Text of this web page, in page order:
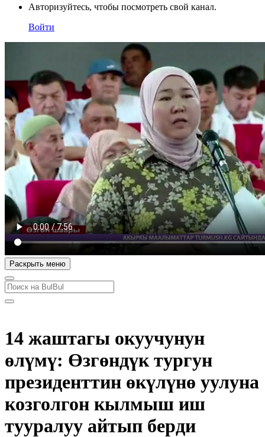
Авторизуйтесь, чтобы посмотреть свой канал.
Войти
Раскрыть меню
14 жаштагы окуучунун
өлүмү: Өзгөндүк тургун
президенттин өкүлүнө уулуна
козголгон кылмыш иш
тууралуу айтып берди